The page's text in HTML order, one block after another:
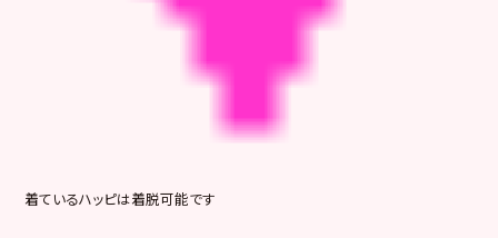
着ているハッピは着脱可能です